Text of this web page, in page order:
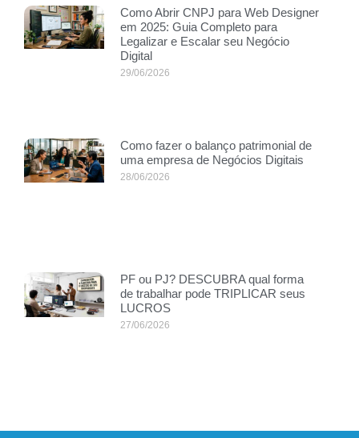
Como Abrir CNPJ para Web Designer
em 2025: Guia Completo para
Legalizar e Escalar seu Negócio
Digital
29/06/2026
Como fazer o balanço patrimonial de
uma empresa de Negócios Digitais
28/06/2026
PF ou PJ? DESCUBRA qual forma
de trabalhar pode TRIPLICAR seus
LUCROS
27/06/2026